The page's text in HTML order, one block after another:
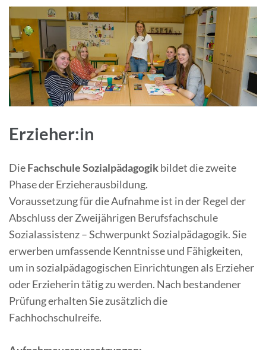
Erzieher:in
DieFachschule Sozialpädagogikbildet die zweite
Phase der Erzieherausbildung.
Voraussetzung für die Aufnahme ist in der Regel der
Abschluss der Zweijährigen Berufsfachschule
Sozialassistenz – Schwerpunkt Sozialpädagogik. Sie
erwerben umfassende Kenntnisse und Fähigkeiten,
um in sozialpädagogischen Einrichtungen als Erzieher
oder Erzieherin tätig zu werden. Nach bestandener
Prüfung erhalten Sie zusätzlich die
Fachhochschulreife.